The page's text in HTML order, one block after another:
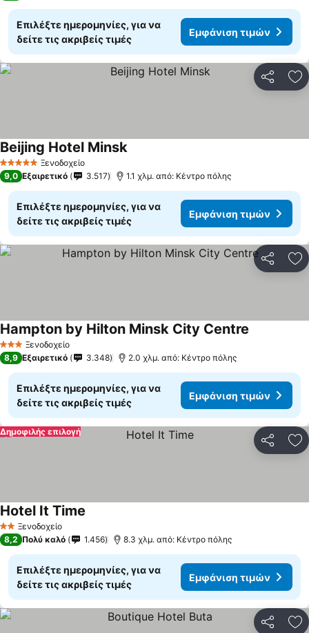
Επιλέξτε ημερομηνίες, για να
δείτε τις ακριβείς τιμές
Εμφάνιση τιμών
5 Αστέρια Ξενοδοχείο
Beijing Hotel MinskΕμφάνιση τιμών
9,0 Εξαιρετικό 3.517 1.1 χλμ. από: Κέντρο πόλης
Επιλέξτε ημερομηνίες, για να
δείτε τις ακριβείς τιμές
Εμφάνιση τιμών
3 ΑστέριαΞενοδοχείο
Hampton by Hilton Minsk City Centre
8,9 Εξαιρετικό 3.348 2.0 χλμ. από: Κέντρο πόλης
Επιλέξτε ημερομηνίες, για να
δείτε τις ακριβείς τιμές
Εμφάνιση τιμών
Δημοφιλής επιλογή
2 ΑστέριαΞενοδοχείο
Hotel It Time
8,2 Πολύ καλό 1.456 8.3 χλμ. από: Κέντρο πόλης
Επιλέξτε ημερομηνίες, για να
δείτε τις ακριβείς τιμές
Εμφάνιση τιμών